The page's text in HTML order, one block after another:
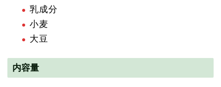
乳成分
小麦
大豆
内容量